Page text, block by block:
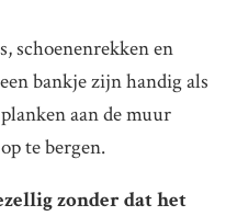
schoenenrekken en
bankje zijn handig als
aan de muur
te bergen.
zonder dat het